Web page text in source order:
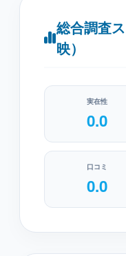
総合調査
映）
実在性
0.0
口コミ
0.0